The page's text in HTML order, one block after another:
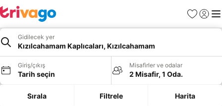
Favoriler
Giriş
Gidilecek yer
Kızılcahamam Kaplıcaları, Kızılcahamam
Giriş/çıkış
Tarih seçin
Misafirler ve odalar
2 Misafir, 1 Oda.
Sırala Filtrele Harita